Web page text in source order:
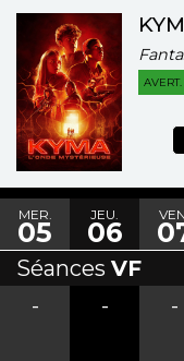
MER.
05
JEU.
06
Séances VF
-
- -